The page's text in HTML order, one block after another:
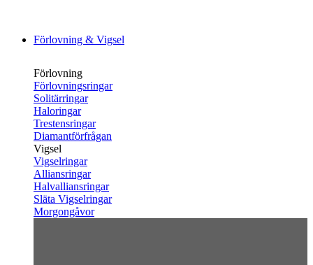
Förlovning & Vigsel
Förlovning
Förlovningsringar
Solitärringar
Haloringar
Trestensringar
Diamantförfrågan
Vigsel
Vigselringar
Alliansringar
Halvalliansringar
Släta Vigselringar
Morgongåvor